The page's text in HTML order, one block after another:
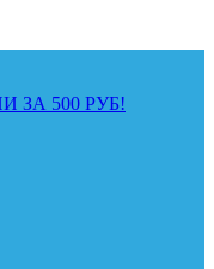
ЗА 500 РУБ!